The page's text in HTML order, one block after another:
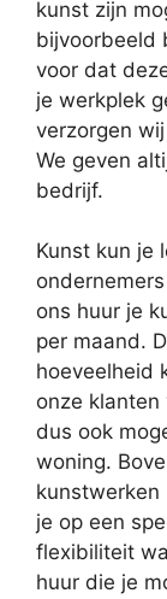
kunst zijn
bijvoorbeeld
voor dat
je werkplek
verzorgen
We geven
bedrijf.
Kunst kun je
ons huur je
per maand.
hoeveelheid
onze
dus ook
woning.
je op een
flexibiliteit
huur die je